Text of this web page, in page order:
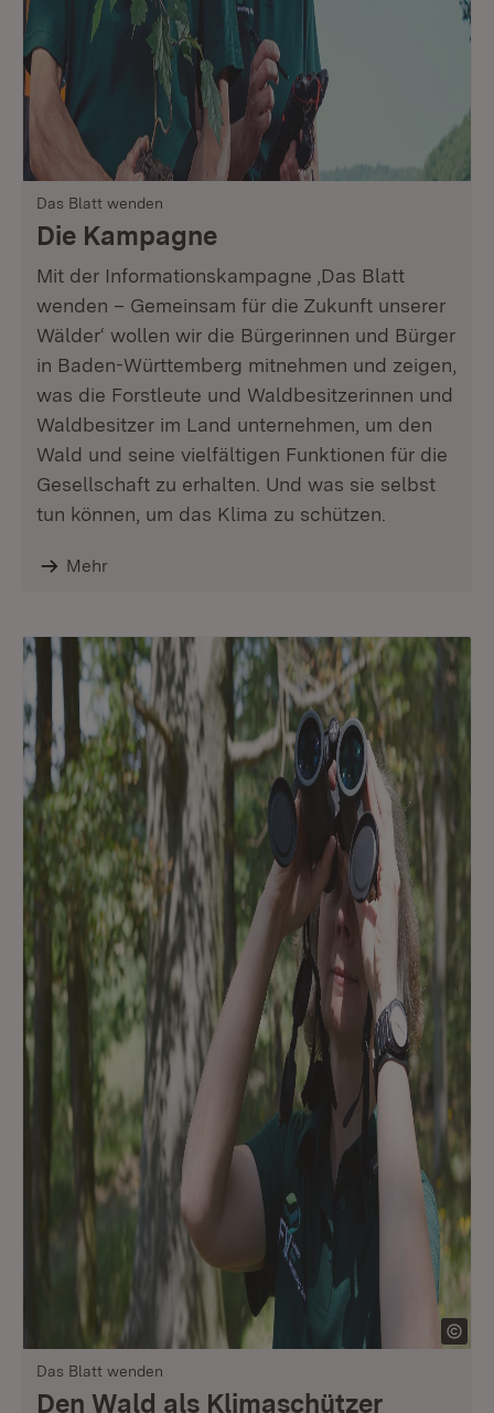
Das Blatt wenden
Die Kampagne
Mit der Informationskampagne ‚Das Blatt
wenden – Gemeinsam für die Zukunft unserer
Wälder‘ wollen wir die Bürgerinnen und Bürger
in Baden-Württemberg mitnehmen und zeigen,
was die Forstleute und Waldbesitzerinnen und
Waldbesitzer im Land unternehmen, um den
Wald und seine vielfältigen Funktionen für die
Gesellschaft zu erhalten. Und was sie selbst
tun können, um das Klima zu schützen.
Mehr
Das Blatt wenden
Den Wald als Klimaschützer